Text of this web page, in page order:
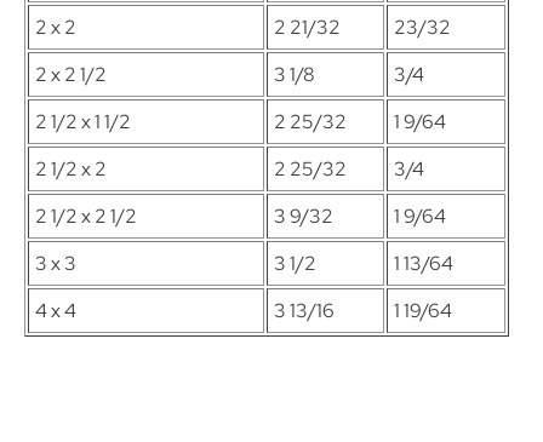
2 x 2
2 21/32
23/32
2 x 2 1/2
3 1/8
3/4
2 1/2 x 1 1/2
2 25/32
1 9/64
2 1/2 x 2
2 25/32
3/4
2 1/2 x 2 1/2
3 9/32
1 9/64
3 x 3
3 1/2
1 13/64
4 x 4
3 13/16 1 19/64